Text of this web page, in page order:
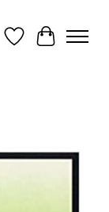
Liste de souhaits
Panier